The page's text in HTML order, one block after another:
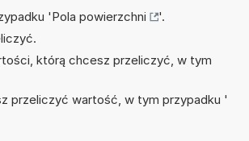
'Pola powierzchni
'.
którą chcesz przeliczyć, w tym
przeliczyć wartość, w tym przypadku '